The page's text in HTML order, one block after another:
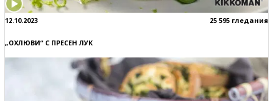
12.10.2023 25 595 гледания
„ОХЛЮВИ“ С ПРЕСЕН ЛУК